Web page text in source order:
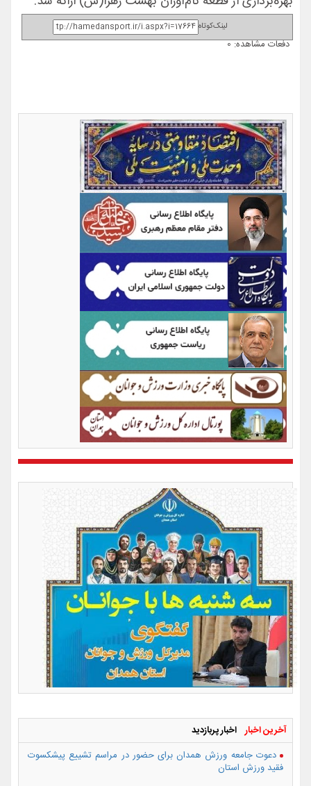
لینک‌کوتاه
دفعات مشاهده: 0
آخرین اخبار اخبار پربازدید
دعوت جامعه ورزش همدان برای حضور در مراسم تشییع پیشکسوت
فقید ورزش استان